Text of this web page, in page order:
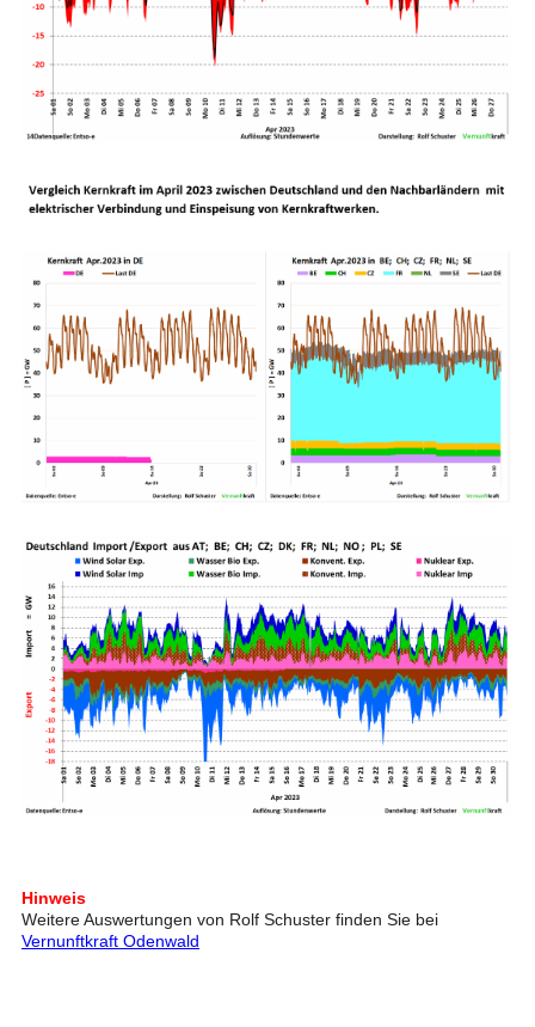
Hinweis
Weitere Auswertungen von Rolf Schuster finden Sie bei
Vernunftkraft Odenwald